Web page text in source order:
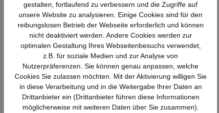
Schnelle Lieferung Topmarken
Faire Preise
Erfahrung Kostenlose Beratung
gestalten, fortlaufend zu verbessern und die Zugriffe auf
unsere Website zu analysieren. Einige Cookies sind für den
reibungslosen Betrieb der Webseite erforderlich und können
nicht deaktiviert werden. Andere Cookies werden zur
optimalen Gestaltung Ihres Webseitenbesuchs verwendet,
z.B. für soziale Medien und zur Analyse von
Nutzerpräferenzen. Sie können genau anpassen, welche
Cookies Sie zulassen möchten. Mit der Aktivierung willigen Sie
in diese Verarbeitung und in die Weitergabe Ihrer Daten an
Drittanbieter ein (Drittanbieter führen diese Informationen
möglicherweise mit weiteren Daten über Sie zusammen).